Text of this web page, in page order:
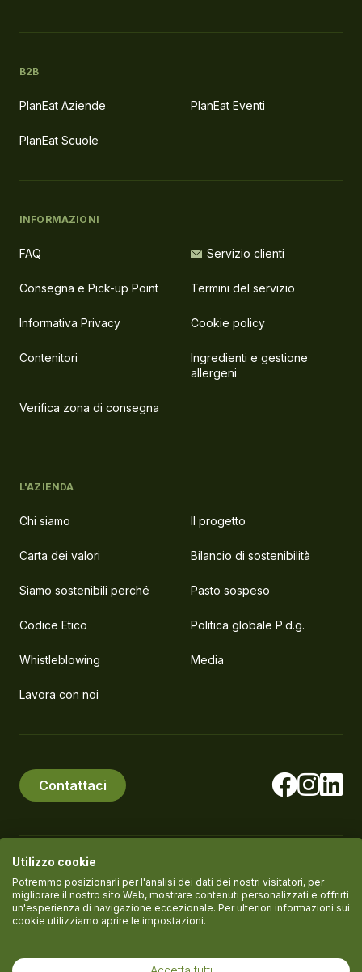
B2B
PlanEat Aziende PlanEat Eventi
PlanEat Scuole
INFORMAZIONI
FAQ Servizio clienti
Consegna e Pick-up Point Termini del servizio
Informativa Privacy Cookie policy
Contenitori
Ingredienti e gestione
allergeni
Verifica zona di consegna
L'AZIENDA
Chi siamo Il progetto
Carta dei valori Bilancio di sostenibilità
Siamo sostenibili perché Pasto sospeso
Codice Etico Politica globale P.d.g.
Whistleblowing Media
Lavora con noi
Contattaci
© PlanEat S.r.l. Società Benefit P.IVA IT11061420961
Termini del servizio
Utilizzo cookie
Potremmo posizionarli per l'analisi dei dati dei nostri visitatori, per
migliorare il nostro sito Web, mostrare contenuti personalizzati e offrirti
un'esperienza di navigazione eccezionale. Per ulteriori informazioni sui
cookie utilizziamo aprire le impostazioni.